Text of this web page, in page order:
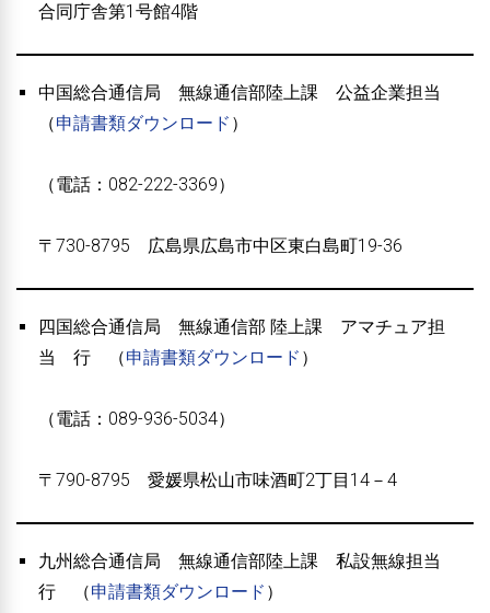
合同庁舎第1号館4階
中国総合通信局 無線通信部陸上課 公益企業担当
（申請書類ダウンロード ）
（電話：082-222-3369）
〒730-8795 広島県広島市中区東白島町19-36
四国総合通信局 無線通信部 陸上課 アマチュア担
当 行 （申請書類ダウンロード ）
（電話：089-936-5034）
〒790-8795 愛媛県松山市味酒町2丁目14－4
九州総合通信局 無線通信部陸上課 私設無線担当
行 （申請書類ダウンロード ）